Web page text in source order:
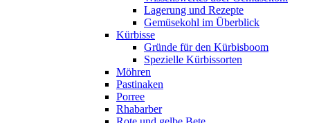
Lagerung und Rezepte
Gemüsekohl im Überblick
Kürbisse
Gründe für den Kürbisboom
Spezielle Kürbissorten
Möhren
Pastinaken
Porree
Rhabarber